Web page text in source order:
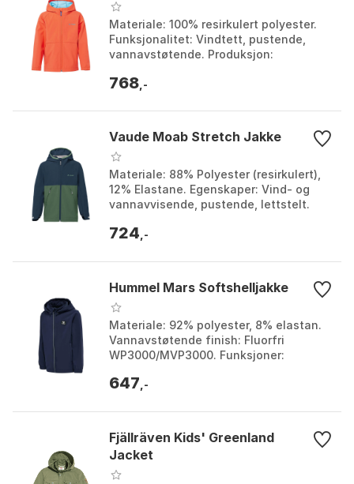
Materiale: 100% resirkulert polyester.
Funksjonalitet: Vindtett, pustende,
vannavstøtende. Produksjon:
elementer, 2 glidel...
768 ,-
Vaude Moab Stretch Jakke
Materiale: 88% Polyester (resirkulert),
12% Elastane. Egenskaper: Vind- og
vannavvisende, pustende, lettstelt.
Reflekselem...
724 ,-
Hummel Mars Softshelljakke
Materiale: 92% polyester, 8% elastan.
Vannavstøtende finish: Fluorfri
WP3000/MVP3000. Funksjoner:
krage. Vedlikehold: Mask...
647 ,-
Fjällräven Kids' Greenland
Jacket